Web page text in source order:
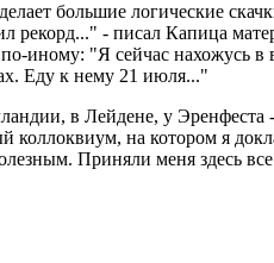
большие логические
рекорд..." - писал Капица
иному: "Я сейчас нахожусь
Еду к нему 21 июля..."
в Лейдене, у Эренфеста
коллоквиум, на котором я
Приняли меня здесь